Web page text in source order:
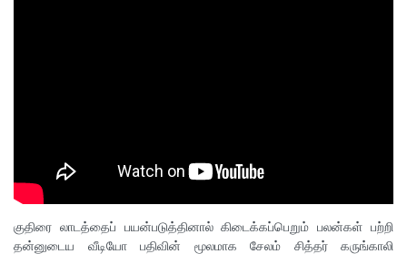
குதிரை லாடத்தைப் பயன்படுத்தினால் கிடைக்கப்பெறும் பலன்கள் பற்றி
தன்னுடைய வீடியோ பதிவின் மூலமாக சேலம் சித்தர் கருங்காலி